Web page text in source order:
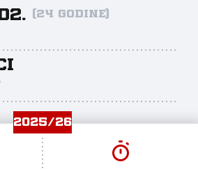
(24 godine)
2025/26